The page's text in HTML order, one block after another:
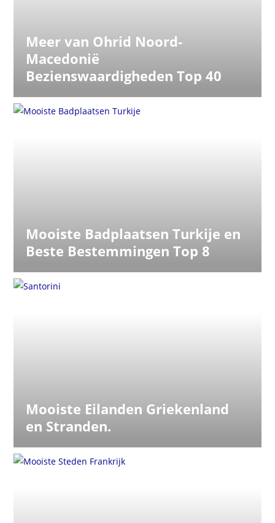
Meer van Ohrid Noord-
Macedonië
Bezienswaardigheden Top 40
Mooiste Badplaatsen Turkije en
Beste Bestemmingen Top 8
Mooiste Eilanden Griekenland
en Stranden.